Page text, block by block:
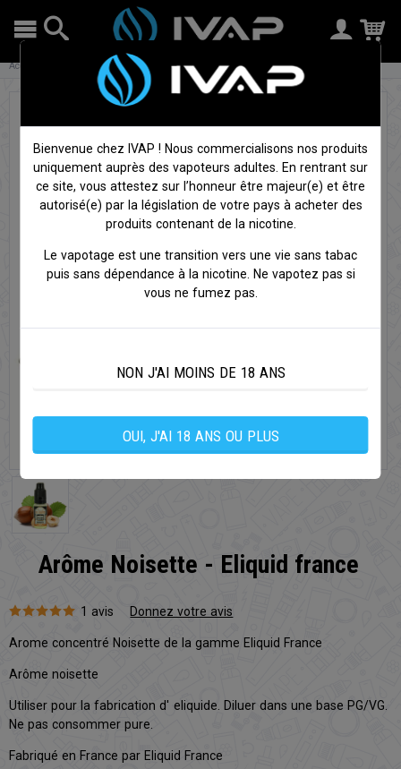
Accueil Arômes et concentrés Arôme Noisette - Eliquid france
Arôme Noisette - Eliquid france
1 avis Donnez votre avis
Arome concentré Noisette de la gamme Eliquid France
Arôme noisette
Utiliser pour la fabrication d' eliquide. Diluer dans une base PG/VG.
Ne pas consommer pure.
Fabriqué en France par Eliquid France
Bienvenue chez IVAP ! Nous commercialisons nos produits
uniquement auprès des vapoteurs adultes. En rentrant sur
ce site, vous attestez sur l’honneur être majeur(e) et être
autorisé(e) par la législation de votre pays à acheter des
produits contenant de la nicotine.
Le vapotage est une transition vers une vie sans tabac
puis sans dépendance à la nicotine. Ne vapotez pas si
vous ne fumez pas.
NON J'AI MOINS DE 18 ANS
OUI, J'AI 18 ANS OU PLUS